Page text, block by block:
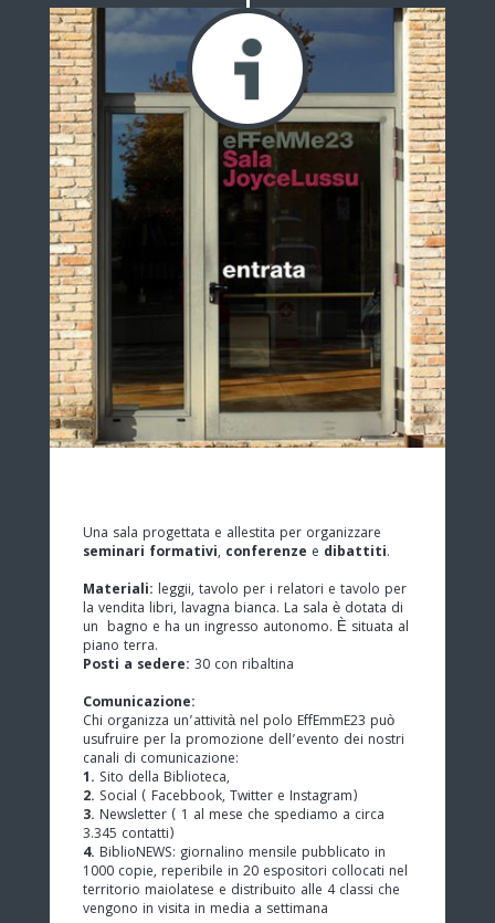
Una sala progettata e allestita per organizzare
seminari formativi, conferenze e dibattiti.
Materiali: leggii, tavolo per i relatori e tavolo per
la vendita libri, lavagna bianca. La sala è dotata di
un bagno e ha un ingresso autonomo. È situata al
piano terra.
Posti a sedere: 30 con ribaltina
Comunicazione:
Chi organizza un’attività nel polo EffEmmE23 può
usufruire per la promozione dell’evento dei nostri
canali di comunicazione:
1. Sito della Biblioteca,
2. Social ( Facebbook, Twitter e Instagram)
3. Newsletter ( 1 al mese che spediamo a circa
3.345 contatti)
4. BiblioNEWS: giornalino mensile pubblicato in
1000 copie, reperibile in 20 espositori collocati nel
territorio maiolatese e distribuito alle 4 classi che
vengono in visita in media a settimana